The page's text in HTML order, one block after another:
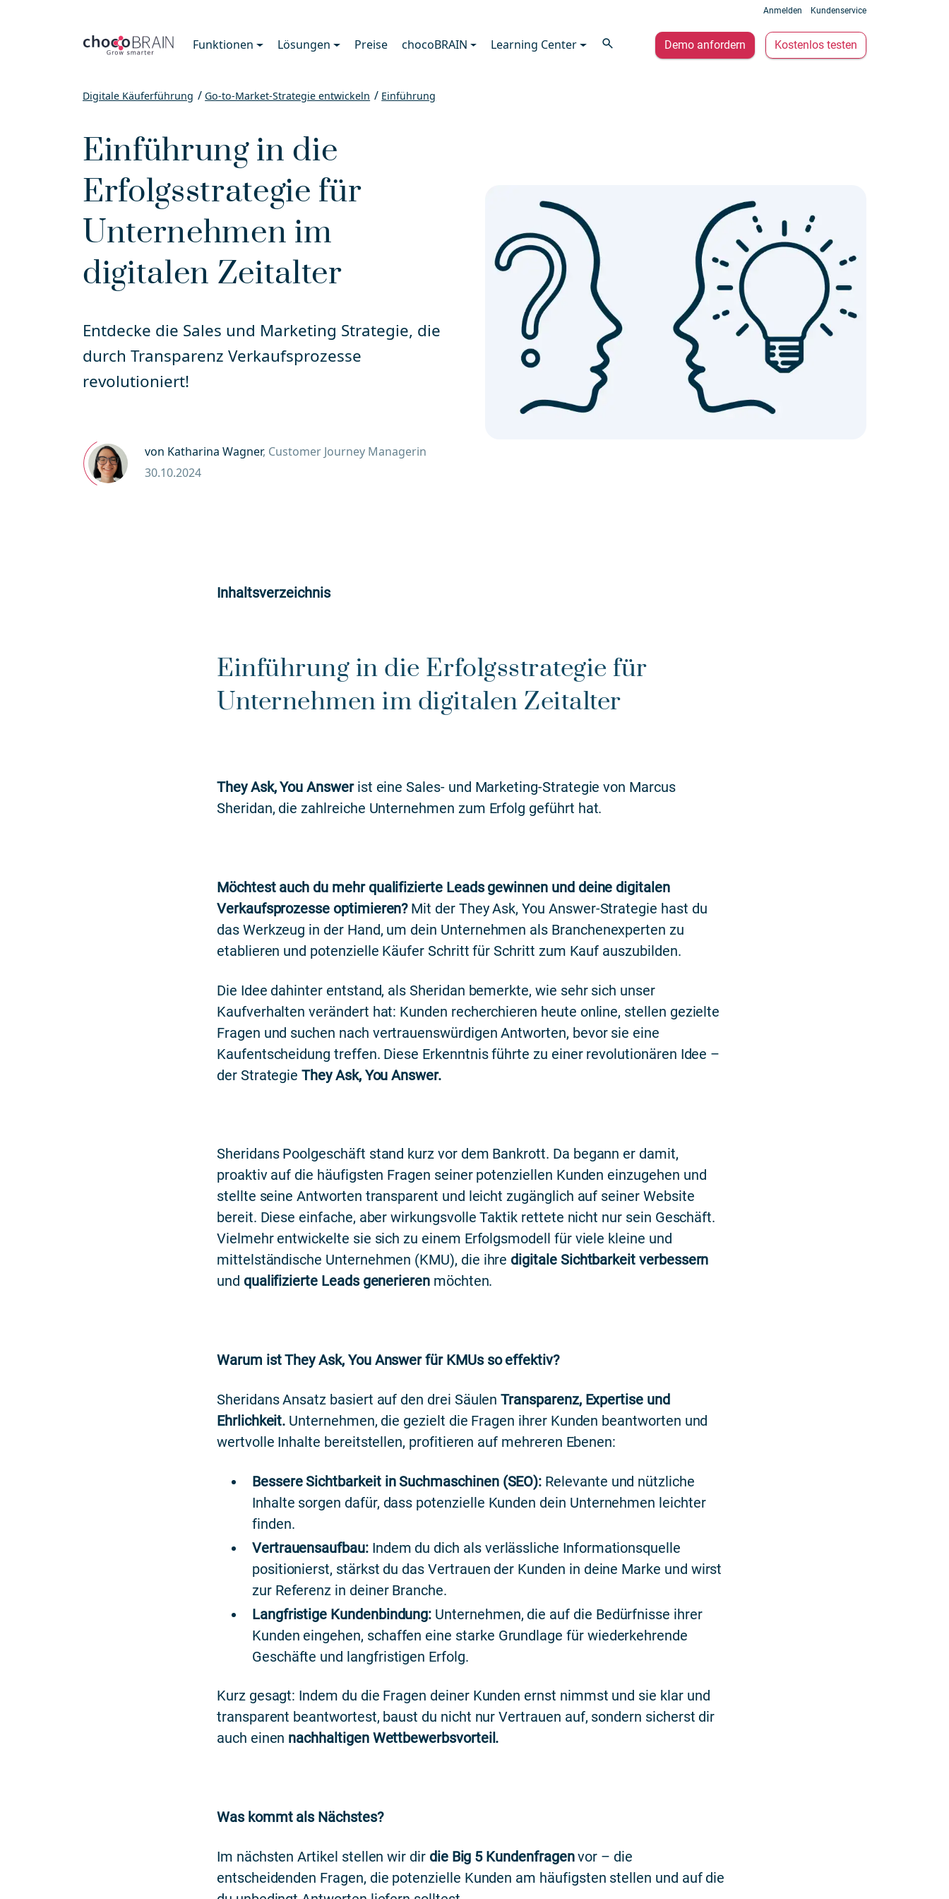
Kundenservice
Anmelden
Funktionen Lösungen Preise chocoBRAIN Learning Center search Demo anfordern Kostenlos testen
Digitale Käuferführung Go-to-Market-Strategie entwickeln Einführung
Einführung in die
Erfolgsstrategie für
Unternehmen im
digitalen Zeitalter
Entdecke die Sales und Marketing Strategie, die
durch Transparenz Verkaufsprozesse
revolutioniert!
von Katharina Wagner, Customer Journey Managerin
30.10.2024
Inhaltsverzeichnis
Einführung in die Erfolgsstrategie für
Unternehmen im digitalen Zeitalter
They Ask, You Answerist eine Sales- und Marketing-Strategie von Marcus
Sheridan, die zahlreiche Unternehmen zum Erfolg geführt hat.
Möchtest auch du mehr qualifizierte Leads gewinnen und deine digitalen
Verkaufsprozesse optimieren?Mit der They Ask, You Answer-Strategie hast du
das Werkzeug in der Hand, um dein Unternehmen als Branchenexperten zu
etablieren und potenzielle Käufer Schritt für Schritt zum Kauf auszubilden.
Die Idee dahinter entstand, als Sheridan bemerkte, wie sehr sich unser
Kaufverhalten verändert hat: Kunden recherchieren heute online, stellen gezielte
Fragen und suchen nach vertrauenswürdigen Antworten, bevor sie eine
Kaufentscheidung treffen. Diese Erkenntnis führte zu einer revolutionären Idee –
der StrategieThey Ask, You Answer.
Sheridans Poolgeschäft stand kurz vor dem Bankrott. Da begann er damit,
proaktiv auf die häufigsten Fragen seiner potenziellen Kunden einzugehen und
stellte seine Antworten transparent und leicht zugänglich auf seiner Website
bereit. Diese einfache, aber wirkungsvolle Taktik rettete nicht nur sein Geschäft.
Vielmehr entwickelte sie sich zu einem Erfolgsmodell für viele kleine und
mittelständische Unternehmen (KMU), die ihre digitale Sichtbarkeit verbessern
und qualifizierte Leads generierenmöchten.
Warum ist They Ask, You Answer für KMUs so effektiv?
Sheridans Ansatz basiert auf den drei SäulenTransparenz, Expertise und
Ehrlichkeit. Unternehmen, die gezielt die Fragen ihrer Kunden beantworten und
wertvolle Inhalte bereitstellen, profitieren auf mehreren Ebenen:
Bessere Sichtbarkeit in Suchmaschinen (SEO): Relevante und nützliche
Inhalte sorgen dafür, dass potenzielle Kunden dein Unternehmen leichter
finden.
Vertrauensaufbau:Indem du dich als verlässliche Informationsquelle
positionierst, stärkst du das Vertrauen der Kunden in deine Marke und wirst
zur Referenz in deiner Branche.
Langfristige Kundenbindung: Unternehmen, die auf die Bedürfnisse ihrer
Kunden eingehen, schaffen eine starke Grundlage für wiederkehrende
Geschäfte und langfristigen Erfolg.
Kurz gesagt: Indem du die Fragen deiner Kunden ernst nimmst und sie klar und
transparent beantwortest, baust du nicht nur Vertrauen auf, sondern sicherst dir
auch einen nachhaltigen Wettbewerbsvorteil.
Was kommt als Nächstes?
Im nächsten Artikel stellen wir dir die Big 5 Kundenfragenvor – die
entscheidenden Fragen, die potenzielle Kunden am häufigsten stellen und auf die